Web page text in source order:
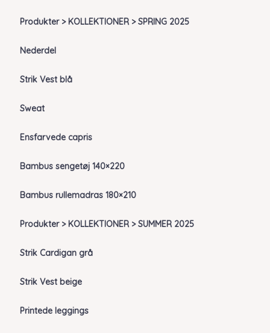
Produkter > KOLLEKTIONER > SPRING 2025
Nederdel
Strik Vest blå
Sweat
Ensfarvede capris
Bambus sengetøj 140×220
Bambus rullemadras 180×210
Produkter > KOLLEKTIONER > SUMMER 2025
Strik Cardigan grå
Strik Vest beige
Printede leggings